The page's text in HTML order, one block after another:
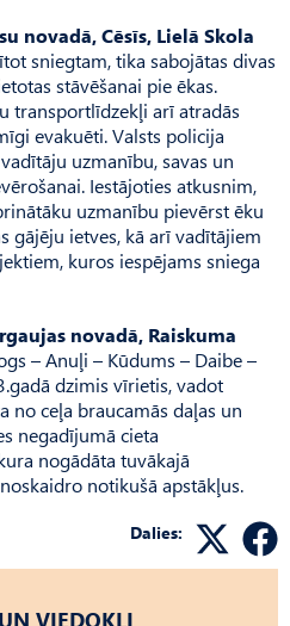
novadā, Cēsīs, Lielā Skola
sniegtam, tika sabojātas divas
stāvēšanai pie ēkas.
transportlīdzekļi arī atradās
evakuēti. Valsts policija
uzmanību, savas un
Iestājoties atkusnim,
uzmanību pievērst ēku
gājēju ietves, kā arī vadītājiem
kuros iespējams sniega
novadā, Raiskuma
– Anuļi – Kūdums – Daibe –
dzimis vīrietis, vadot
no ceļa braucamās daļas un
negadījumā cieta
nogādāta tuvākajā
notikušā apstākļus.
Dalies:
VIEDOKĻI